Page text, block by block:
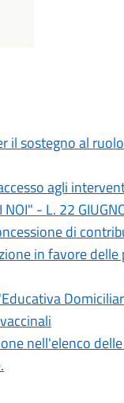
sostegno al
agli
- L. 22
di
in favore delle
nell'elenco